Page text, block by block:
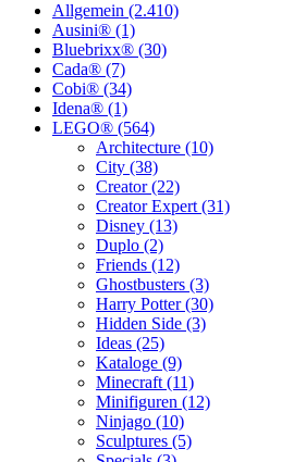
Allgemein (2.410)
Ausini® (1)
Bluebrixx® (30)
Cada® (7)
Cobi® (34)
Idena® (1)
LEGO® (564)
Architecture (10)
City (38)
Creator (22)
Creator Expert (31)
Disney (13)
Duplo (2)
Friends (12)
Ghostbusters (3)
Harry Potter (30)
Hidden Side (3)
Ideas (25)
Kataloge (9)
Minecraft (11)
Minifiguren (12)
Ninjago (10)
Sculptures (5)